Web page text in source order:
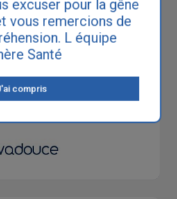
unitaire
AU PANIER
détail du produit
excuser pour la gêne
vous remercions de
L équipe
Santé
compris